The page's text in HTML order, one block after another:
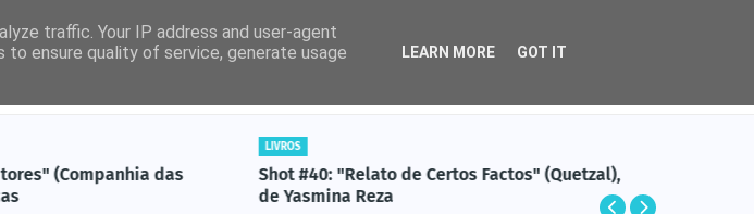
(Companhia das
LIVROS
Shot #40: "Relato de Certos Factos" (Quetzal),
de Yasmina Reza
traffic. Your IP address and user-agent
ensure quality of service, generate usage
LEARN MORE GOT IT